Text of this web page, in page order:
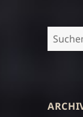
Suchen
nach: